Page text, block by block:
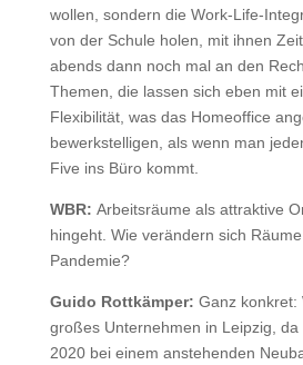
wollen, sondern die Work-Life-
von der Schule holen, mit ihnen
abends dann noch mal an den
Themen, die lassen sich eben mit
Flexibilität, was das Homeoffice
bewerkstelligen, als wenn man
Five ins Büro kommt.
WBR: Arbeitsräume als attraktive
hingeht. Wie verändern sich
Pandemie?
Guido Rottkämper: Ganz konkret:
großes Unternehmen in Leipzig, da
2020 bei einem anstehenden